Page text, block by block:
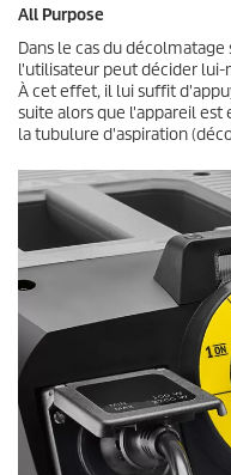
All Purpose
Dans le cas du
l'utilisateur peut décider
À cet effet, il lui suffit
suite alors que l'appareil
la tubulure d'aspiration